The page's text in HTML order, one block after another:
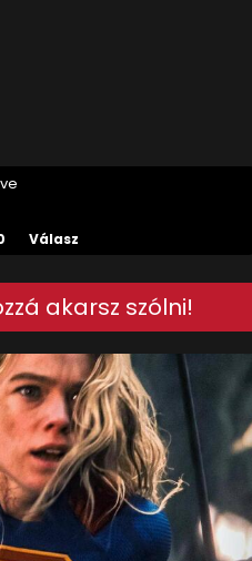
Válasz
akarsz szólni!